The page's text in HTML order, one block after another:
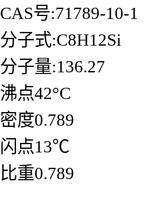
CAS号:71789-10-1
分子式:C8H12Si
分子量:136.27
沸点42°C
密度0.789
闪点13℃
比重0.789